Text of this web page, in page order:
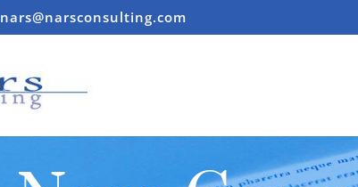
nars@narsconsulting.com